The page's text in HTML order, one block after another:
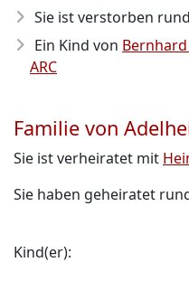
Sie ist verstorben
Ein Kind von Bernhard
ARC
Familie von
Sie ist verheiratet mit
Sie haben geheiratet
Kind(er):